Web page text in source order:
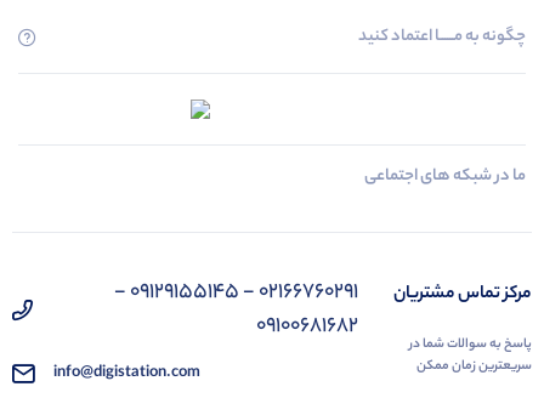
چگونه به مــــــا اعتماد کنید
ما در شبکه های اجتماعی
مرکز تماس مشتریان
پاسخ به سوالات شما در
سریعترین زمان ممکن
02166760291 - 09129155145 -
09100681682
info@digistation.com